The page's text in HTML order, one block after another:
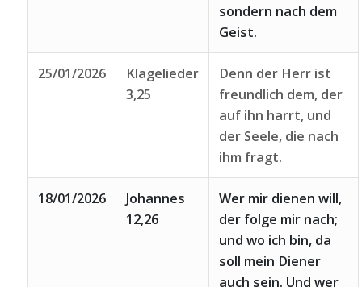
sondern nach dem
Geist.
25/01/2026
Klagelieder
3,25
Denn der Herr ist
freundlich dem, der
auf ihn harrt, und
der Seele, die nach
ihm fragt.
18/01/2026
Johannes
12,26
Wer mir dienen will,
der folge mir nach;
und wo ich bin, da
soll mein Diener
auch sein. Und wer